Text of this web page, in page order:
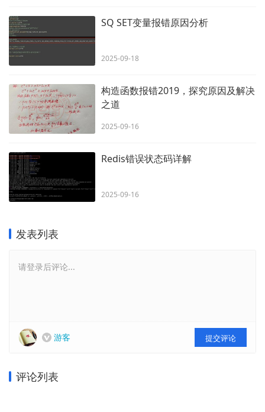
SQ SET变量报错原因分析
2025-09-18
构造函数报错2019，探究原因及解决
之道
2025-09-16
Redis错误状态码详解
2025-09-16
发表列表
请登录后评论...
游客 提交评论
评论列表